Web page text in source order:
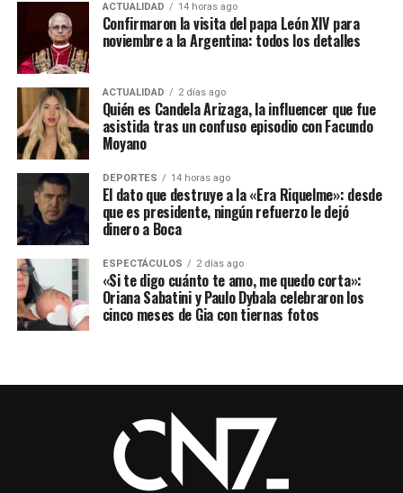
ACTUALIDAD 14 horas ago
Confirmaron la visita del papa León XIV para
noviembre a la Argentina: todos los detalles
ACTUALIDAD 2 días ago
Quién es Candela Arizaga, la influencer que fue
asistida tras un confuso episodio con Facundo
Moyano
DEPORTES 14 horas ago
El dato que destruye a la «Era Riquelme»: desde
que es presidente, ningún refuerzo le dejó
dinero a Boca
ESPECTÁCULOS 2 días ago
«Si te digo cuánto te amo, me quedo corta»:
Oriana Sabatini y Paulo Dybala celebraron los
cinco meses de Gia con tiernas fotos